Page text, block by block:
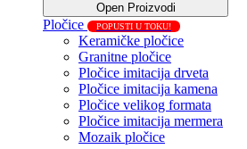
Open Proizvodi
Pločice POPUSTI U TOKU!
Keramičke pločice
Granitne pločice
Pločice imitacija drveta
Pločice imitacija kamena
Pločice velikog formata
Pločice imitacija mermera
Mozaik pločice